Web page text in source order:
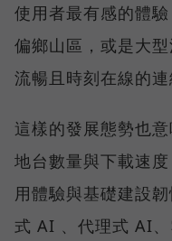
使用者最有感的體驗
偏鄉山區，或是大型
流暢且時刻在線的連
這樣的發展態勢也
地台數量與下載速
用體驗與基礎建設
式 AI 、代理式 AI、